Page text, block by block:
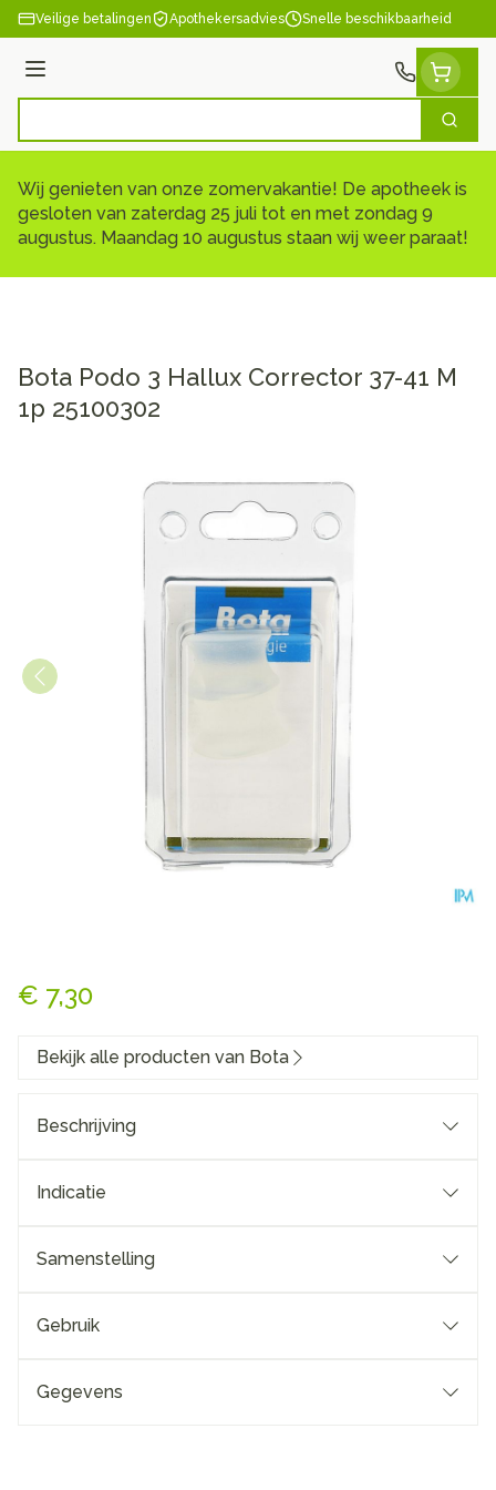
Ga naar de inhoud
Veilige betalingen Apothekersadvies Snelle beschikbaarheid
Menu
Zoek
Wij genieten van onze zomervakantie! De apotheek is
gesloten van zaterdag 25 juli tot en met zondag 9
augustus. Maandag 10 augustus staan wij weer paraat!
Bota Podo 3 Hallux Corrector 37-41 M
1p 25100302
€ 7,30
Bekijk alle producten van Bota
Beschrijving
Indicatie
Samenstelling
Gebruik
Gegevens